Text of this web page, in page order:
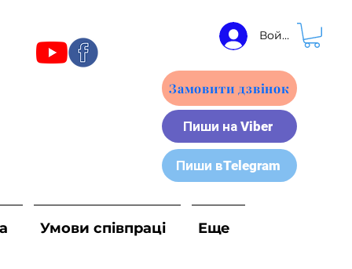
Пиши вTelegram
Пиши на Viber
Замовити дзвінок
Умови співпраці Еще
Войти